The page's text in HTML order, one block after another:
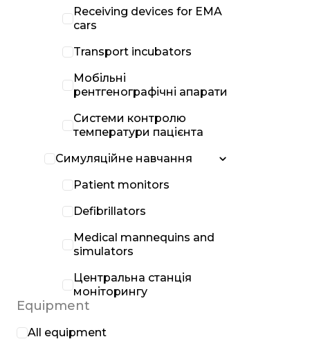
Receiving devices for EMA
cars
Transport incubators
Мобільні
рентгенографічні апарати
Системи контролю
температури пацієнта
Симуляційне навчання
Patient monitors
Defibrillators
Medical mannequins and
simulators
Центральна станція
моніторингу
Equipment
All equipment